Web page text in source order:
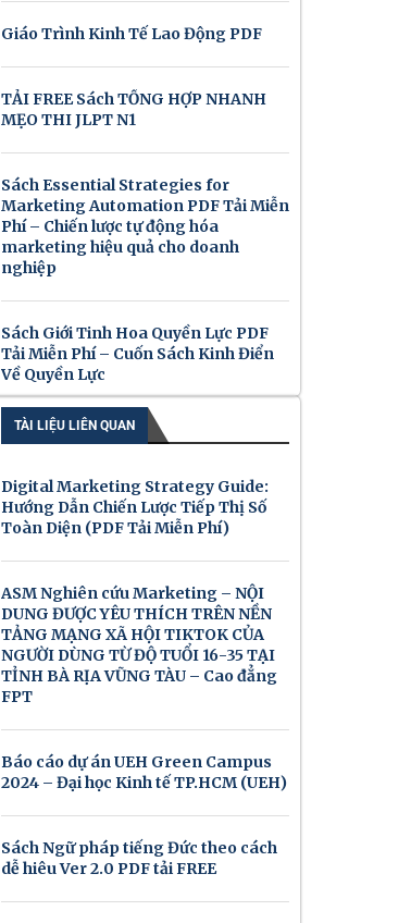
Giáo Trình Kinh Tế Lao Động PDF
TẢI FREE Sách TỔNG HỢP NHANH
MẸO THI JLPT N1
Sách Essential Strategies for
Marketing Automation PDF Tải Miễn
Phí – Chiến lược tự động hóa
marketing hiệu quả cho doanh
nghiệp
Sách Giới Tinh Hoa Quyền Lực PDF
Tải Miễn Phí – Cuốn Sách Kinh Điển
Về Quyền Lực
TÀI LIỆU LIÊN QUAN
Digital Marketing Strategy Guide:
Hướng Dẫn Chiến Lược Tiếp Thị Số
Toàn Diện (PDF Tải Miễn Phí)
ASM Nghiên cứu Marketing – NỘI
DUNG ĐƯỢC YÊU THÍCH TRÊN NỀN
TẢNG MẠNG XÃ HỘI TIKTOK CỦA
NGƯỜI DÙNG TỪ ĐỘ TUỔI 16-35 TẠI
TỈNH BÀ RỊA VŨNG TÀU – Cao đẳng
FPT
Báo cáo dự án UEH Green Campus
2024 – Đại học Kinh tế TP.HCM (UEH)
Sách Ngữ pháp tiếng Đức theo cách
dễ hiêu Ver 2.0 PDF tải FREE